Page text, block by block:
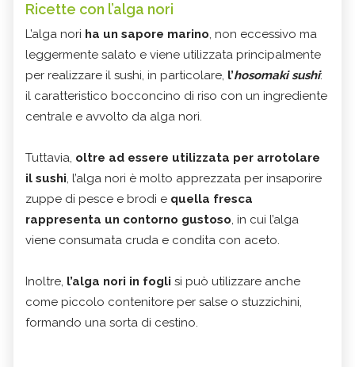
Ricette con l’alga nori
L’alga nori ha un sapore marino, non eccessivo ma
leggermente salato e viene utilizzata principalmente
per realizzare il sushi, in particolare, l’hosomaki sushi:
il caratteristico bocconcino di riso con un ingrediente
centrale e avvolto da alga nori.
Tuttavia, oltre ad essere utilizzata per arrotolare
il sushi, l’alga nori è molto apprezzata per insaporire
zuppe di pesce e brodi e quella fresca
rappresenta un contorno gustoso, in cui l’alga
viene consumata cruda e condita con aceto.
Inoltre, l’alga nori in fogli si può utilizzare anche
come piccolo contenitore per salse o stuzzichini,
formando una sorta di cestino.